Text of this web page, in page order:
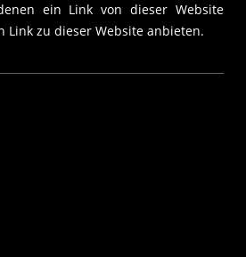
ein Link von dieser Website
Link zu dieser Website anbieten.